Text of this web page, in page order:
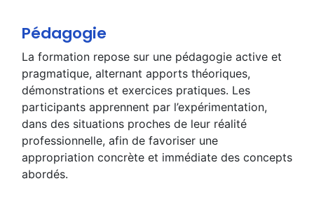
Pédagogie
La formation repose sur une pédagogie active et
pragmatique, alternant apports théoriques,
démonstrations et exercices pratiques. Les
participants apprennent par l’expérimentation,
dans des situations proches de leur réalité
professionnelle, afin de favoriser une
appropriation concrète et immédiate des concepts
abordés.